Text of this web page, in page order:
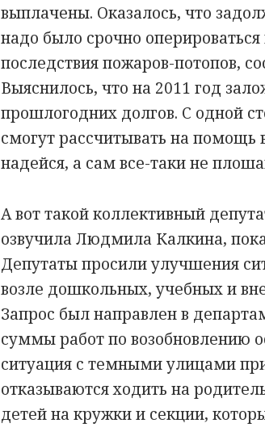
выплачены. Оказалось, что
надо было срочно
последствия пожаров-потопов,
Выяснилось, что на 2011 год
прошлогодних долгов. С одной
смогут рассчитывать на помощь
надейся, а сам все-таки не
А вот такой коллективный
озвучила Людмила Калкина,
Депутаты просили улучшения
возле дошкольных, учебных и
Запрос был направлен в
суммы работ по возобновлению
ситуация с темными улицами
отказываются ходить на
детей на кружки и секции,